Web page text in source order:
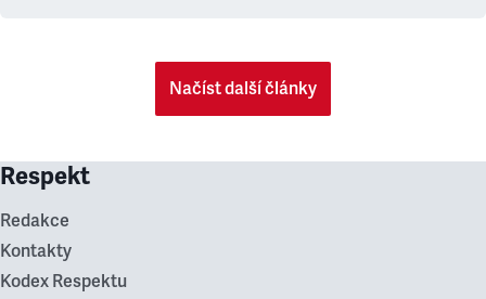
Načíst další články
Respekt
Redakce
Kontakty
Kodex Respektu